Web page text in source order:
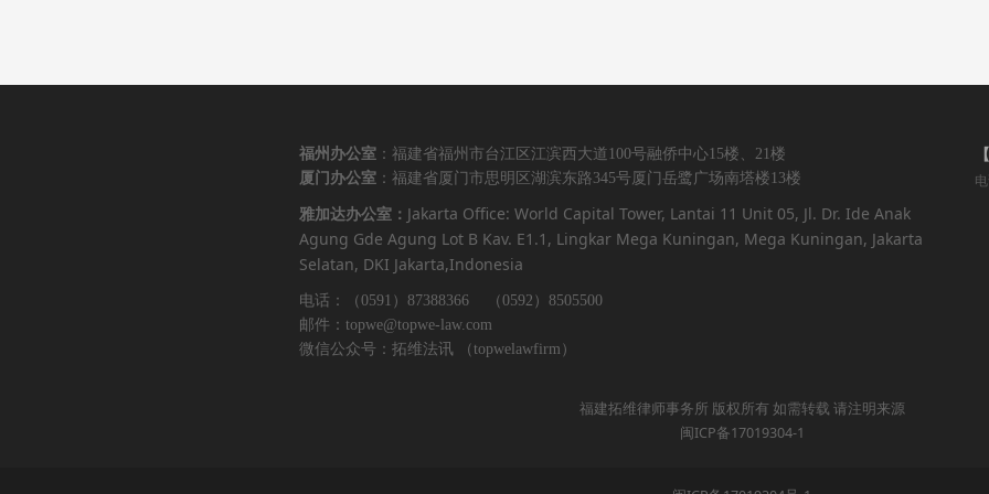
福州办公室 ：福建省福州市台江区江滨西大道100号融侨中心15楼、21楼
厦门办公室 ：福建省厦门市思明区湖滨东路345号厦门岳鹭广场南塔楼13楼
雅加达办公室： Jakarta Office: World Capital Tower, Lantai 11 Unit 05, Jl. Dr. Ide Anak
Agung Gde Agung Lot B Kav. E1.1, Lingkar Mega Kuningan, Mega Kuningan, Jakarta
Selatan, DKI Jakarta,Indonesia
电话：（0591）87388366 （0592）8505500
邮件：topwe@topwe-law.com
微信公众号：拓维法讯 （topwelawfirm）
福建拓维律师事务所 版权所有 如需转载 请注明来源
闽ICP备17019304-1